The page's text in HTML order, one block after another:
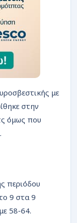
με
στην
όμως που
περιόδου
9 στα 9
58-64.